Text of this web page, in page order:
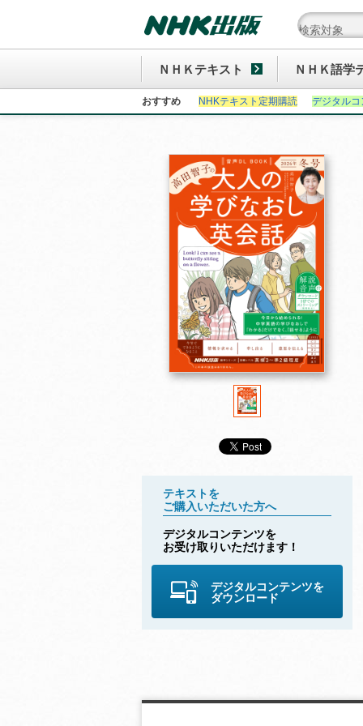
ＮＨＫテキスト ＮＨＫ語学
おすすめ NHKテキスト定期購読 デジタル
テキストを
ご購入いただいた方へ
デジタルコンテンツを
お受け取りいただけます！
デジタルコンテンツを
ダウンロード
高田智子の 大人の学
びなおし英会話 202
びなおし英会